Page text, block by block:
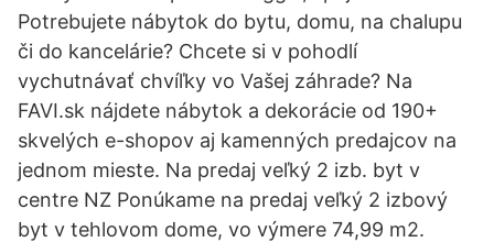
Potrebujete nábytok do bytu, domu, na chalupu
či do kancelárie? Chcete si v pohodlí
vychutnávať chvíľky vo Vašej záhrade? Na
FAVI.sk nájdete nábytok a dekorácie od 190+
skvelých e-shopov aj kamenných predajcov na
jednom mieste. Na predaj veľký 2 izb. byt v
centre NZ Ponúkame na predaj veľký 2 izbový
byt v tehlovom dome, vo výmere 74,99 m2.